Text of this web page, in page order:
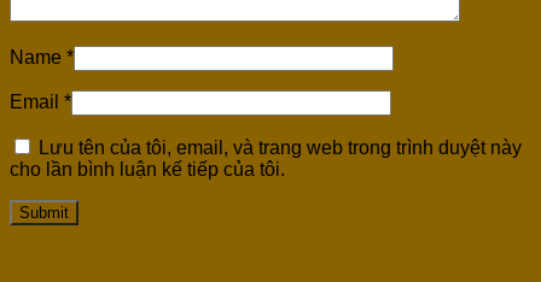
Name *
Email *
Lưu tên của tôi, email, và trang web trong trình duyệt này
cho lần bình luận kế tiếp của tôi.